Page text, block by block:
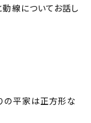
線についてお話し
の平家は正方形な